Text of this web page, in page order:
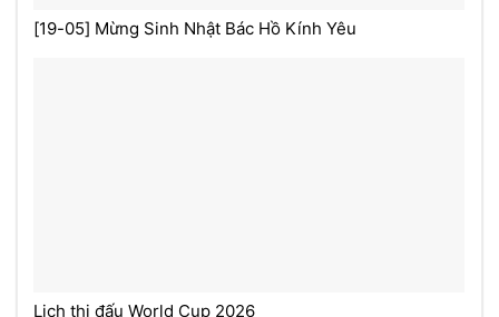
[19-05] Mừng Sinh Nhật Bác Hồ Kính Yêu
Lịch thi đấu World Cup 2026